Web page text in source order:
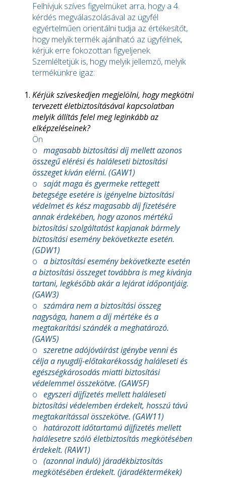
Felhívjuk szíves figyelmüket arra, hogy a 4.
kérdés megválaszolásával az ügyfél
egyértelműen orientálni tudja az értékesítőt,
hogy melyik termék ajánlható az ügyfélnek,
kérjük erre fokozottan figyeljenek.
Szemléltetjük is, hogy melyik jellemző, melyik
termékünkre igaz:
Kérjük szíveskedjen megjelölni, hogy megkötni
tervezett életbiztosításával kapcsolatban
melyik állítás felel meg leginkább az
elképzeléseinek?
Ön
o magasabb biztosítási díj mellett azonos
összegű elérési és haláleseti biztosítási
összeget kíván elérni. (GAW1)
o saját maga és gyermeke rettegett
betegsége esetére is igényelne biztosítási
védelmet és kész magasabb díj fizetésére
annak érdekében, hogy azonos mértékű
biztosítási szolgáltatást kapjanak bármely
biztosítási esemény bekövetkezte esetén.
(GDW1)
o a biztosítási esemény bekövetkezte esetén
a biztosítási összeget továbbra is meg kívánja
tartani, legkésőbb akár a lejárat időpontjáig.
(GAW3)
o számára nem a biztosítási összeg
nagysága, hanem a díj mértéke és a
megtakarítási szándék a meghatározó.
(GAW5)
o szeretne adójóváírást igénybe venni és
célja a nyugdíj-előtakarékosság haláleseti és
egészségkárosodás miatti biztosítási
védelemmel összekötve. (GAW5F)
o egyszeri díjfizetés mellett haláleseti
biztosítási védelemben érdekelt, hosszú távú
megtakarítással összekötve. (GAW11)
o határozott időtartamú díjfizetés mellett
halálesetre szóló életbiztosítás megkötésében
érdekelt. (RAW1)
o (azonnal induló) járadékbiztosítás
megkötésében érdekelt. (járadéktermékek)